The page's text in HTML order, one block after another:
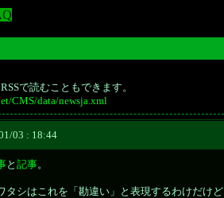
で読むこともできます。
CMS/data/newsja.xml
03 : 18:44
と 記事。
シはこれを「勘違い」と表現するわけだけど